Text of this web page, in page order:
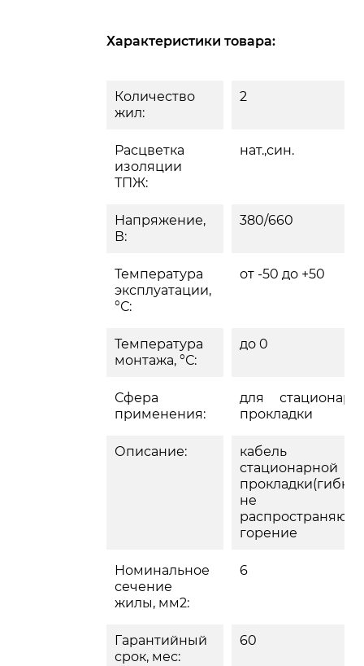
Характеристики товара:
Количество
жил:
2
Расцветка
изоляции
ТПЖ:
нат.,син.
Напряжение,
В:
380/660
Температура
эксплуатации,
°С:
от -50 до +50
Температура
монтажа, °С:
до 0
Сфера
применения:
для
прокладки
Описание:
кабель
стационарной
не
горение
Номинальное
сечение
жилы, мм2:
6
Гарантийный
срок, мес:
60